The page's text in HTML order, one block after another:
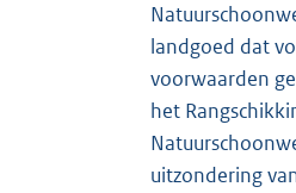
landgoed dat
voorwaarden
het
uitzondering